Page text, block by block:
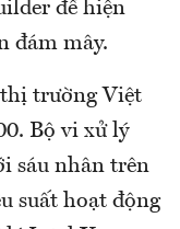
để hiện
đám mây.
trường Việt
Bộ vi xử lý
sáu nhân trên
suất hoạt động